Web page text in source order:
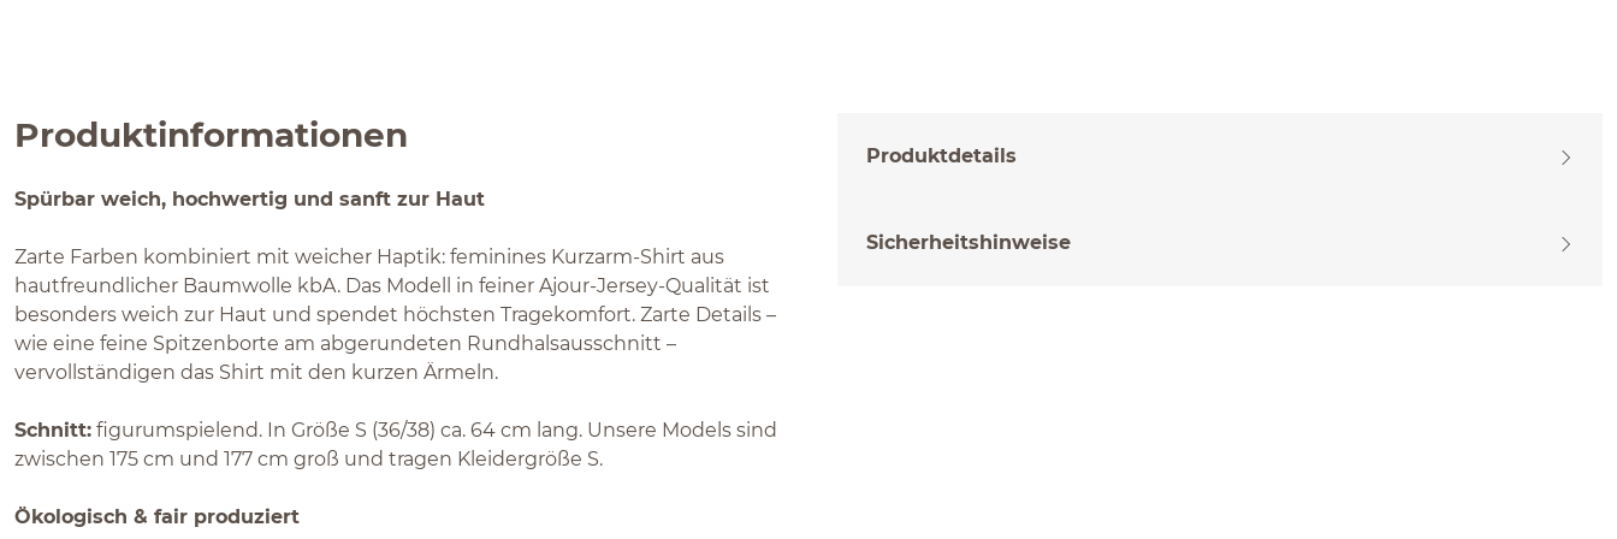
Produktinformationen
Spürbar weich, hochwertig und sanft zur Haut
Zarte Farben kombiniert mit weicher Haptik: feminines Kurzarm-Shirt aus
hautfreundlicher Baumwolle kbA. Das Modell in feiner Ajour-Jersey-Qualität ist
besonders weich zur Haut und spendet höchsten Tragekomfort. Zarte Details –
wie eine feine Spitzenborte am abgerundeten Rundhalsausschnitt –
vervollständigen das Shirt mit den kurzen Ärmeln.
Schnitt: figurumspielend. In Größe S (36/38) ca. 64 cm lang. Unsere Models sind
zwischen 175 cm und 177 cm groß und tragen Kleidergröße S.
Ökologisch & fair produziert
Produktdetails
Sicherheitshinweise